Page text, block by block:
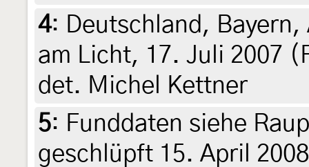
4: Deutschland,
am Licht, 17. Juli 2007
det. Michel Kettner
5: Funddaten siehe
geschlüpft 15. April